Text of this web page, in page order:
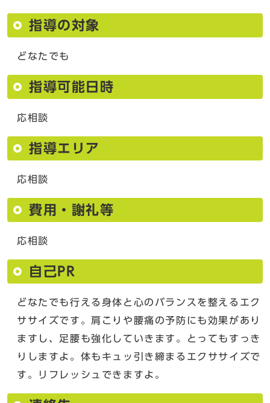
指導の対象
どなたでも
指導可能日時
応相談
指導エリア
応相談
費用・謝礼等
応相談
自己PR
どなたでも行える身体と心のバランスを整えるエク
ササイズです。肩こりや腰痛の予防にも効果があり
ますし、足腰も強化していきます。とってもすっき
りしますよ。体もキュッ引き締まるエクササイズで
す。リフレッシュできますよ。